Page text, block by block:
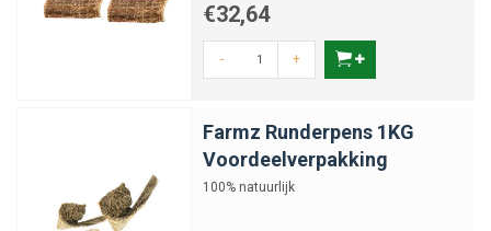
€32,64
- +
Farmz Runderpens 1KG
Voordeelverpakking
100% natuurlijk